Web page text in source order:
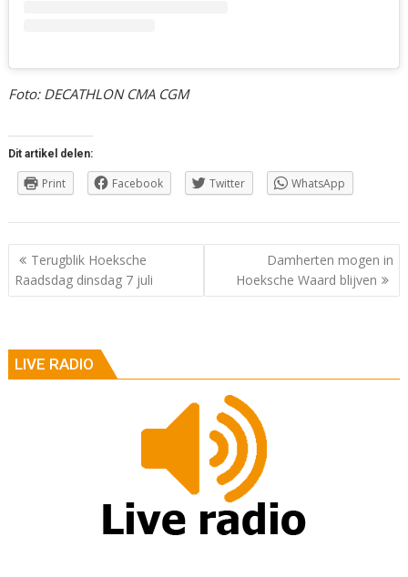
Foto: DECATHLON CMA CGM
Dit artikel delen:
Print Facebook Twitter WhatsApp
Berichtnavigatie
Terugblik Hoeksche
Raadsdag dinsdag 7 juli
Damherten mogen in
Hoeksche Waard blijven
LIVE RADIO